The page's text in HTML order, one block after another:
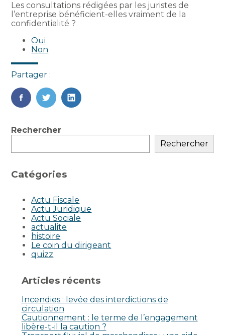
Les consultations rédigées par les juristes de
l’entreprise bénéficient-elles vraiment de la
confidentialité ?
Oui
Non
Partager :
FaceBook
TwitterLinkedIn
Blog
Rechercher
Rechercher
Catégories
Actu Fiscale
Actu Juridique
Actu Sociale
actualite
histoire
Le coin du dirigeant
quizz
Articles récents
Incendies : levée des interdictions de
circulation
Cautionnement : le terme de l’engagement
libère-t-il la caution ?